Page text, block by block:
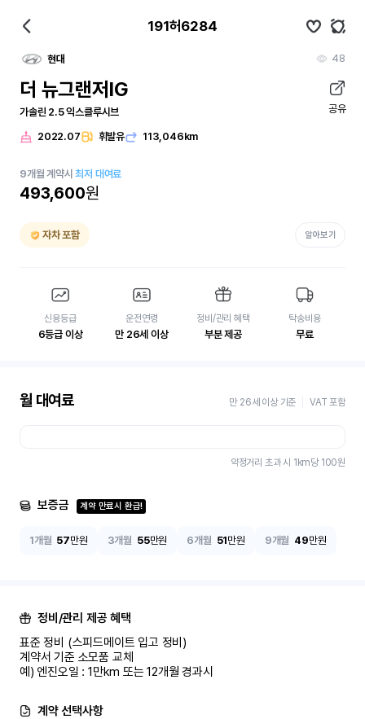
191허6284
현대 48
더 뉴그랜저IG
가솔린 2.5 익스클루시브 공유
2022.07 휘발유 113,046km
9개월 계약시최저 대여료
493,600원
자차 포함 알아보기
신용등급
6등급 이상
운전연령
만 26세 이상
정비/관리 혜택
부분 제공
탁송비용
무료
월 대여료 만 26세 이상 기준 VAT 포함
약정거리 초과 시 1km당 100원
보증금 계약 만료시 환급!
1개월 57만원 3개월 55만원 6개월 51만원 9개월 49만원
정비/관리 제공 혜택
표준 정비 (스피드메이트 입고 정비)
계약서 기준 소모품 교체
예) 엔진오일 : 1만km 또는 12개월 경과시
계약 선택사항